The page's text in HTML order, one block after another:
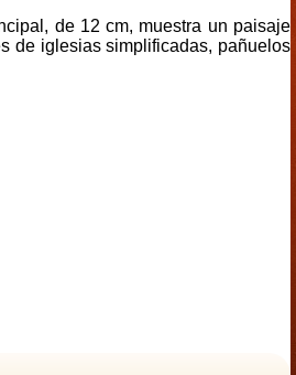
de 12 cm, muestra un paisaje
de iglesias simplificadas, pañuelos